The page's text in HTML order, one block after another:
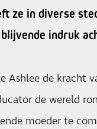
ze in diverse
indruk
Ashlee de kracht
de wereld
moeder te